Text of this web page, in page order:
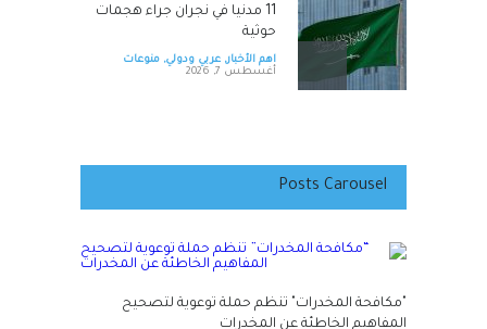
11 مدنيا في نجران جراء هجمات
حوثية
اهم الأخبار, عربي ودولي, منوعات
أغسطس 7, 2026
"مكافحة المخدرات" تنظم حملة
توعوية لتصحيح المفاهيم
الخاطئة عن المخدرات
Posts Carousel
"مكافحة المخدرات" تنظم حملة توعوية لتصحيح
المفاهيم الخاطئة عن المخدرات